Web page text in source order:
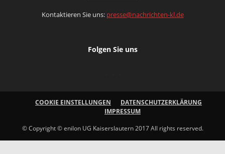
Kontaktieren Sie uns: presse@nachrichten-kl.de
Folgen Sie uns
COOKIE EINSTELLUNGEN
DATENSCHUTZERKLÄRUNG
IMPRESSUM
© Copyright © enilon UG Kaiserslautern 2017 All rights reserved.